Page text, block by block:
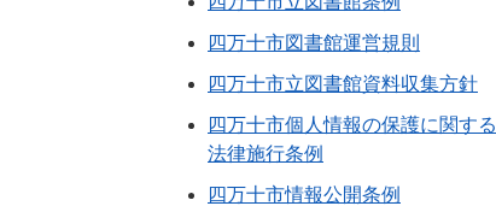
四万十市図書館運営規則
四万十市立図書館資料収集方針
四万十市個人情報の保護に関する
法律施行条例
四万十市情報公開条例